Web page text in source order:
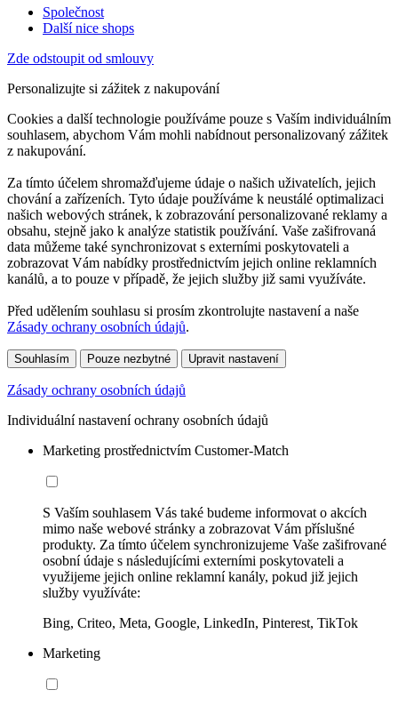
Společnost
Další nice shops
Zde odstoupit od smlouvy
Personalizujte si zážitek z nakupování
Cookies a další technologie používáme pouze s Vaším individuálním
souhlasem, abychom Vám mohli nabídnout personalizovaný zážitek
z nakupování.
Za tímto účelem shromažďujeme údaje o našich uživatelích, jejich
chování a zařízeních. Tyto údaje používáme k neustálé optimalizaci
našich webových stránek, k zobrazování personalizované reklamy a
obsahu, stejně jako k analýze statistik používání. Vaše zašifrovaná
data můžeme také synchronizovat s externími poskytovateli a
zobrazovat Vám nabídky prostřednictvím jejich online reklamních
kanálů, a to pouze v případě, že jejich služby již sami využíváte.
Před udělením souhlasu si prosím zkontrolujte nastavení a naše
Zásady ochrany osobních údajů.
Souhlasím Pouze nezbytné Upravit nastavení
Zásady ochrany osobních údajů
Individuální nastavení ochrany osobních údajů
Marketing prostřednictvím Customer-Match
S Vaším souhlasem Vás také budeme informovat o akcích
mimo naše webové stránky a zobrazovat Vám příslušné
produkty. Za tímto účelem synchronizujeme Vaše zašifrované
osobní údaje s následujícími externími poskytovateli a
využijeme jejich online reklamní kanály, pokud již jejich
služby využíváte:
Bing, Criteo, Meta, Google, LinkedIn, Pinterest, TikTok
Marketing